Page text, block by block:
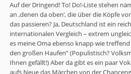
Auf der Dringend! To! Do!-Liste stehen
an ‚denen da oben‘, die über die Köpfe
das passieren? Ja, Deutschland ist ein
internationalen Vergleich – extrem
es meine Oma ebenso knapp wie
den großen Haufen“ (Populistisch?
Ihnen gefällt!) Aber da gibt es ein paar
aufs Neue das Märchen von der